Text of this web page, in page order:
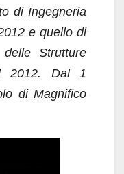
di Ingegneria
e quello di
Strutture
2012. Dal 1
di Magnifico